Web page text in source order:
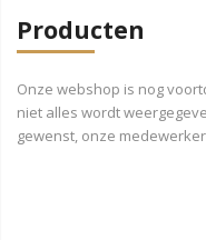
Producten
Onze webshop is nog
niet alles wordt
gewenst, onze